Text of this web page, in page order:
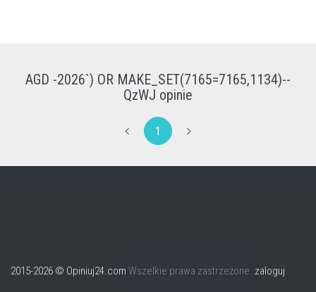
AGD -2026`) OR MAKE_SET(7165=7165,1134)--
QzWJ opinie
1
2015-2026 © Opiniuj24.com Wszelkie prawa zastrzeżone. zaloguj